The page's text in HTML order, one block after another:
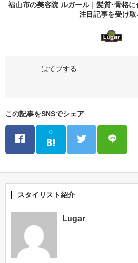
福山市の美容院 ルガール｜髪質･骨格
注目記事を受け取
この記事をSNSでシェア
0
スタイリスト紹介
Lugar